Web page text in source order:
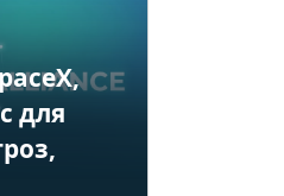
для